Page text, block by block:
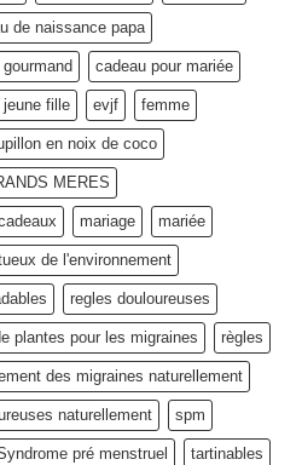
de naissance papa
cadeau pour mariée
fille evjf femme
en noix de coco
MERES
mariage mariée
de l'environnement
regles douloureuses
plantes pour les migraines règles
des migraines naturellement
naturellement spm
pré menstruel tartinables